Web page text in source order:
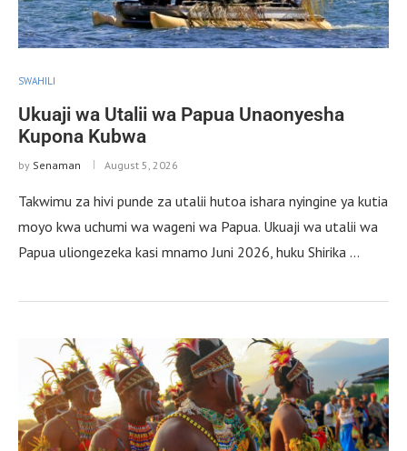
SWAHILI
Ukuaji wa Utalii wa Papua Unaonyesha
Kupona Kubwa
by Senaman August 5, 2026
Takwimu za hivi punde za utalii hutoa ishara nyingine ya kutia
moyo kwa uchumi wa wageni wa Papua. Ukuaji wa utalii wa
Papua uliongezeka kasi mnamo Juni 2026, huku Shirika …